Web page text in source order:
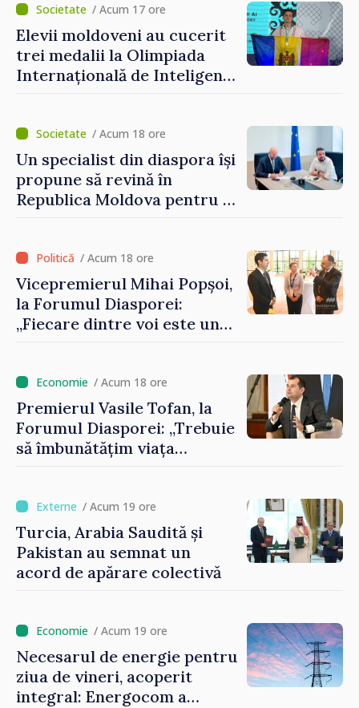
Grosu: „Este important să
depășim blocajele și să dăm o
șansă localităților să se
dezvolte”
/ Acum 17 ore
Elevii moldoveni au cucerit
trei medalii la Olimpiada
Internațională de Inteligență
/ Acum 18 ore
Un specialist din diaspora își
propune să revină în
Republica Moldova pentru a
/ Acum 18 ore
Vicepremierul Mihai Popșoi,
la Forumul Diasporei:
„Fiecare dintre voi este un
imaginii Republicii Moldova”
/ Acum 18 ore
Premierul Vasile Tofan, la
Forumul Diasporei: „Trebuie
să îmbunătățim viața
/ Acum 19 ore
Turcia, Arabia Saudită și
Pakistan au semnat un
acord de apărare colectivă
/ Acum 19 ore
Necesarul de energie pentru
ziua de vineri, acoperit
integral: Energocom a